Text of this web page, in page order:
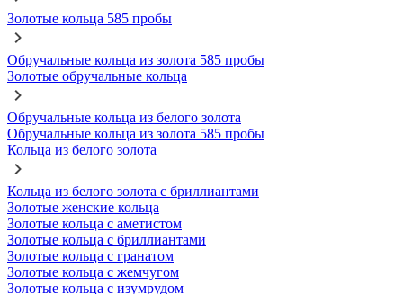
Золотые кольца 585 пробы
Обручальные кольца из золота 585 пробы
Золотые обручальные кольца
Обручальные кольца из белого золота
Обручальные кольца из золота 585 пробы
Кольца из белого золота
Кольца из белого золота с бриллиантами
Золотые женские кольца
Золотые кольца с аметистом
Золотые кольца с бриллиантами
Золотые кольца с гранатом
Золотые кольца с жемчугом
Золотые кольца с изумрудом